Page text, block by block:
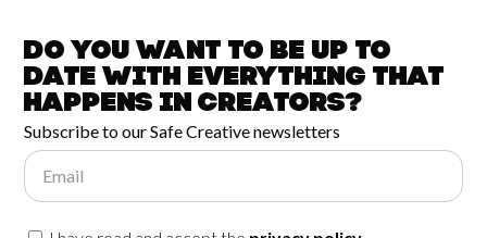
Do you want to be up to
date with
everything that
happens inCreators?
Subscribe to our Safe Creative newsletters
Email